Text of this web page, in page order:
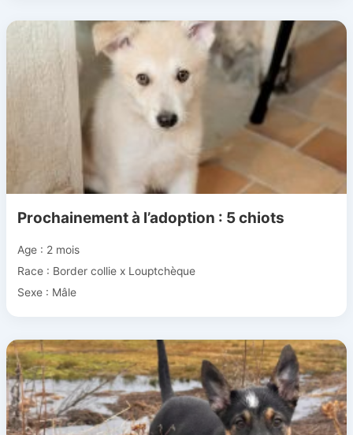
Prochainement à l’adoption : 5 chiots
Age : 2 mois
Race : Border collie x Louptchèque
Sexe : Mâle